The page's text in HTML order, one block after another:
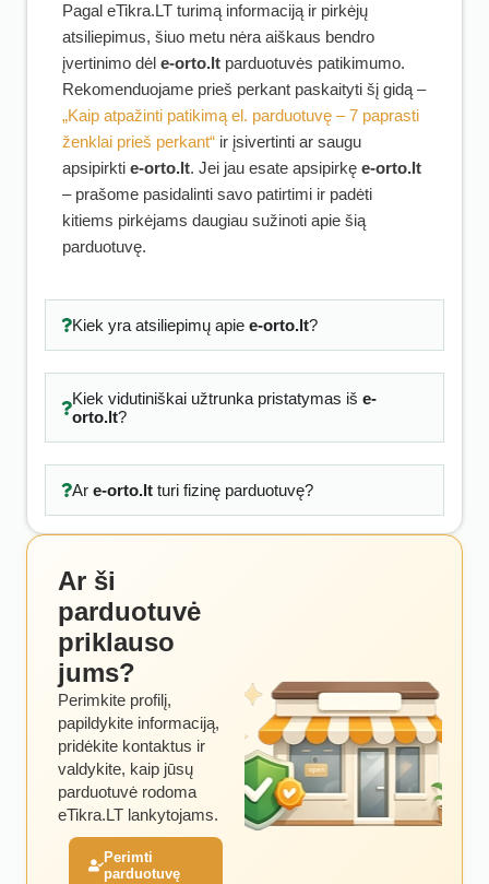
Pagal eTikra.LT turimą informaciją ir pirkėjų
atsiliepimus, šiuo metu nėra aiškaus bendro
įvertinimo dėl e-orto.lt parduotuvės patikimumo.
Rekomenduojame prieš perkant paskaityti šį gidą –
„Kaip atpažinti patikimą el. parduotuvę – 7 paprasti
ženklai prieš perkant“ ir įsivertinti ar saugu
apsipirkti e-orto.lt. Jei jau esate apsipirkę e-orto.lt
– prašome pasidalinti savo patirtimi ir padėti
kitiems pirkėjams daugiau sužinoti apie šią
parduotuvę.
Kiek yra atsiliepimų apie e-orto.lt?
Kiek vidutiniškai užtrunka pristatymas iš e-
orto.lt?
Ar e-orto.ltturi fizinę parduotuvę?
Ar ši
parduotuvė
priklauso
jums?
Perimkite profilį,
papildykite informaciją,
pridėkite kontaktus ir
valdykite, kaip jūsų
parduotuvė rodoma
eTikra.LT lankytojams.
Perimti
parduotuvę